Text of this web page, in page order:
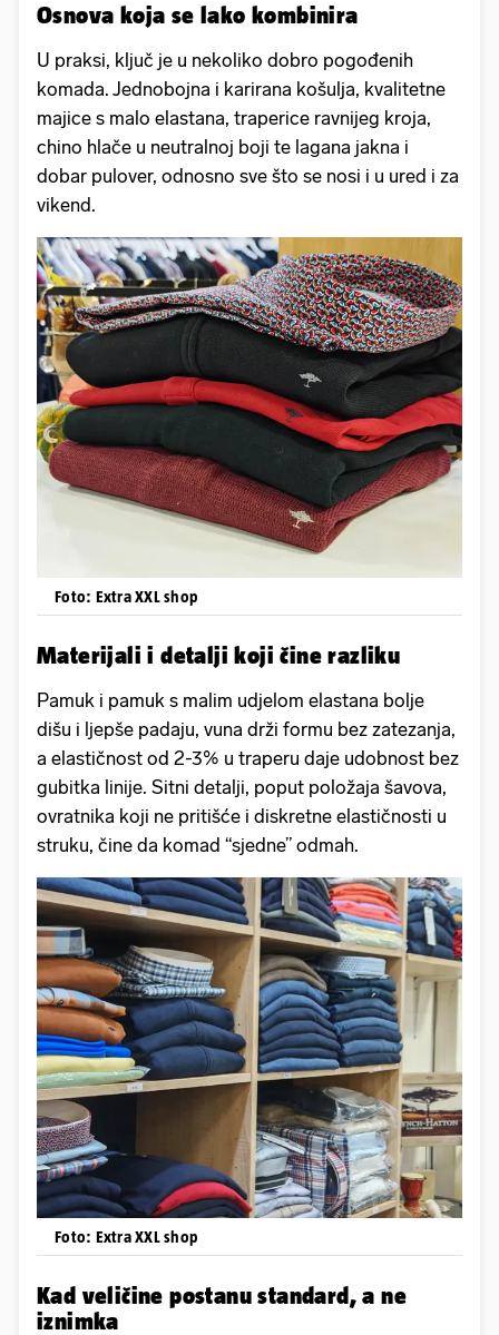
Osnova koja se lako kombinira
U praksi, ključ je u nekoliko dobro pogođenih
komada. Jednobojna i karirana košulja, kvalitetne
majice s malo elastana, traperice ravnijeg kroja,
chino hlače u neutralnoj boji te lagana jakna i
dobar pulover, odnosno sve što se nosi i u ured i za
vikend.
Foto: Extra XXL shop
Materijali i detalji koji čine razliku
Pamuk i pamuk s malim udjelom elastana bolje
dišu i ljepše padaju, vuna drži formu bez zatezanja,
a elastičnost od 2-3% u traperu daje udobnost bez
gubitka linije. Sitni detalji, poput položaja šavova,
ovratnika koji ne pritišće i diskretne elastičnosti u
struku, čine da komad “sjedne” odmah.
Foto: Extra XXL shop
Kad veličine postanu standard, a ne
iznimka